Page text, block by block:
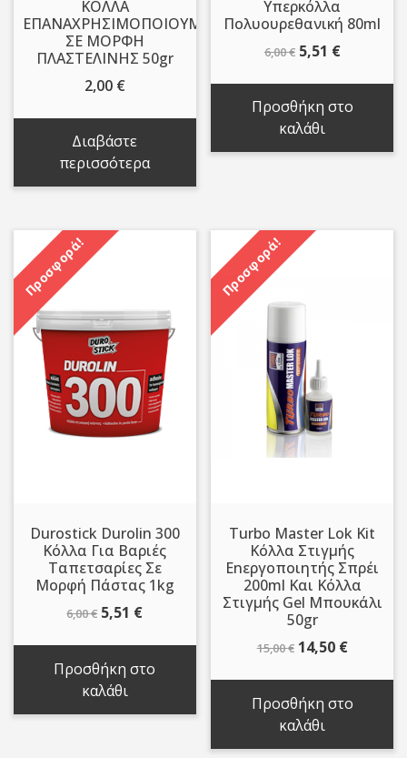
ΚΟΛΛΑ
ΕΠΑΝΑΧΡΗΣΙΜΟΠΟΙΟΥΜΕΝΗ
ΣΕ ΜΟΡΦΗ
ΠΛΑΣΤΕΛΙΝΗΣ 50gr
2,00 €
Διαβάστε
περισσότερα
Υπερκόλλα
Πολυουρεθανική 80ml
6,00€ Original
6,00 €.
5,51 €Η
είναι:
Προσθήκη στο
καλάθι
Προσφορά!
Durostick Durolin 300
Κόλλα Για Βαριές
Ταπετσαρίες Σε
Μορφή Πάστας 1kg
6,00€ Original
6,00 €.
5,51 €Η
είναι:
Προσθήκη στο
καλάθι
Προσφορά!
Turbo Master Lok Kit
Κόλλα Στιγμής
Εnεργοποιητής Σπρέι
200ml Και Κόλλα
Στιγμής Gel Μπουκάλι
50gr
15,00€ Original
15,00 €.
14,50 €Η
είναι:
Προσθήκη στο
καλάθι